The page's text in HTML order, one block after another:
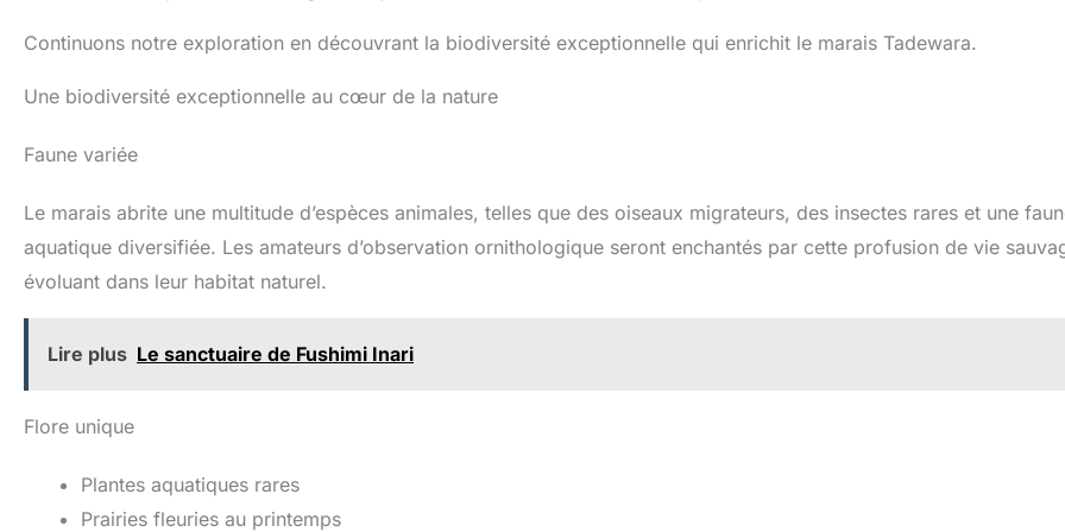
Continuons notre exploration en découvrant la biodiversité exceptionnelle qui enrichit le marais Tadewara.
Une biodiversité exceptionnelle au cœur de la nature
Faune variée
Le marais abrite une multitude d’espèces animales, telles que des oiseaux migrateurs, des insectes rares et une
aquatique diversifiée. Les amateurs d’observation ornithologique seront enchantés par cette profusion de vie
évoluant dans leur habitat naturel.
Lire plus Le sanctuaire de Fushimi Inari
Flore unique
Plantes aquatiques rares
Prairies fleuries au printemps